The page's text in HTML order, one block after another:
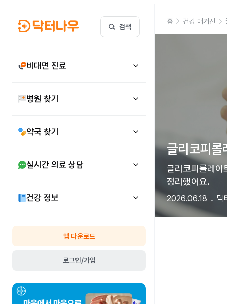
검색
비대면 진료
병원 찾기
약국 찾기
실시간 의료 상담
건강 정보
앱 다운로드
로그인/가입
홈 건강 매거진
글리코피롤
글리코피롤레이
정리했어요.
2026.06.18 닥